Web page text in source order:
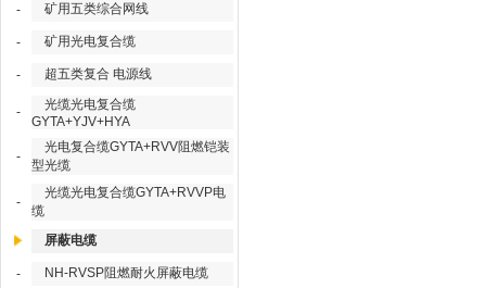
- 矿用五类综合网线
- 矿用光电复合缆
- 超五类复合 电源线
-
光缆光电复合缆
GYTA+YJV+HYA
-
光电复合缆GYTA+RVV阻燃铠装
型光缆
-
光缆光电复合缆GYTA+RVVP电
缆
屏蔽电缆
- NH-RVSP阻燃耐火屏蔽电缆